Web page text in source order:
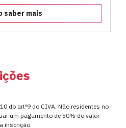
saber mais
do artº9 do CIVA. Não residentes no
um pagamento de 50% do valor
inscrição.